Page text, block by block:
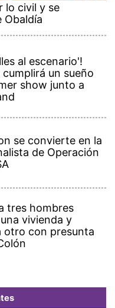
lo civil y se
Obaldía
al escenario'!
cumplirá un sueño
show junto a
se convierte en la
de Operación
tres hombres
vivienda y
otro con presunta